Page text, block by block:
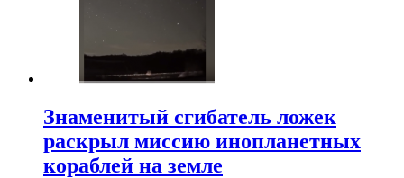
Знаменитый сгибатель ложек
раскрыл миссию инопланетных
кораблей на земле